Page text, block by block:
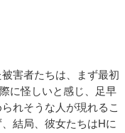
害者たちは、まず最初
に怪しいと感じ、足早
れそうな人が現れるこ
結局、彼女たちはHに